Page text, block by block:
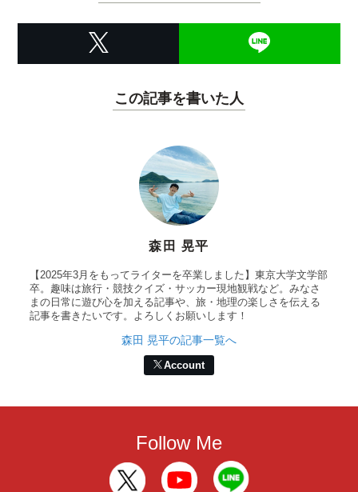
この記事を書いた人
森田 晃平
【2025年3月をもってライターを卒業しました】東京大学文学部
卒。趣味は旅行・競技クイズ・サッカー現地観戦など。みなさ
まの日常に遊び心を加える記事や、旅・地理の楽しさを伝える
記事を書きたいです。よろしくお願いします！
森田 晃平の記事一覧へ
Account
Follow Me